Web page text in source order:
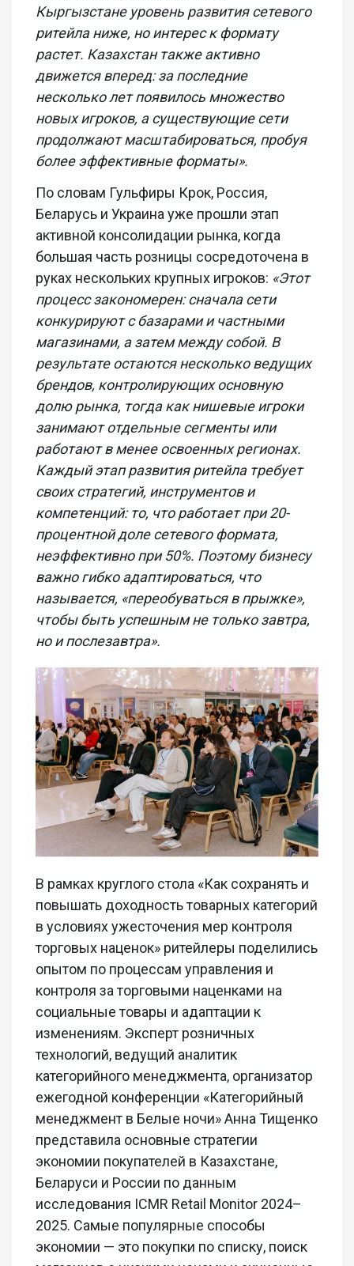
Кыргызстане уровень развития сетевого
ритейла ниже, но интерес к формату
растет. Казахстан также активно
движется вперед: за последние
несколько лет появилось множество
новых игроков, а существующие сети
продолжают масштабироваться, пробуя
более эффективные форматы».
По словам Гульфиры Крок, Россия,
Беларусь и Украина уже прошли этап
активной консолидации рынка, когда
большая часть розницы сосредоточена в
руках нескольких крупных игроков: «Этот
процесс закономерен: сначала сети
конкурируют с базарами и частными
магазинами, а затем между собой. В
результате остаются несколько ведущих
брендов, контролирующих основную
долю рынка, тогда как нишевые игроки
занимают отдельные сегменты или
работают в менее освоенных регионах.
Каждый этап развития ритейла требует
своих стратегий, инструментов и
компетенций: то, что работает при 20-
процентной доле сетевого формата,
неэффективно при 50%. Поэтому бизнесу
важно гибко адаптироваться, что
называется, «переобуваться в прыжке»,
чтобы быть успешным не только завтра,
но и послезавтра».
В рамках круглого стола «Как сохранять и
повышать доходность товарных категорий
в условиях ужесточения мер контроля
торговых наценок» ритейлеры поделились
опытом по процессам управления и
контроля за торговыми наценками на
социальные товары и адаптации к
изменениям. Эксперт розничных
технологий, ведущий аналитик
категорийного менеджмента, организатор
ежегодной конференции «Категорийный
менеджмент в Белые ночи» Анна Тищенко
представила основные стратегии
экономии покупателей в Казахстане,
Беларуси и России по данным
исследования ICMR Retail Monitor 2024–
2025. Самые популярные способы
экономии — это покупки по списку, поиск